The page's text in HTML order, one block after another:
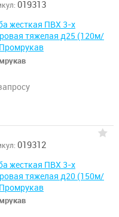
019313
жесткая ПВХ 3-х
тяжелая д25 (120м/
019312
жесткая ПВХ 3-х
тяжелая д20 (150м/